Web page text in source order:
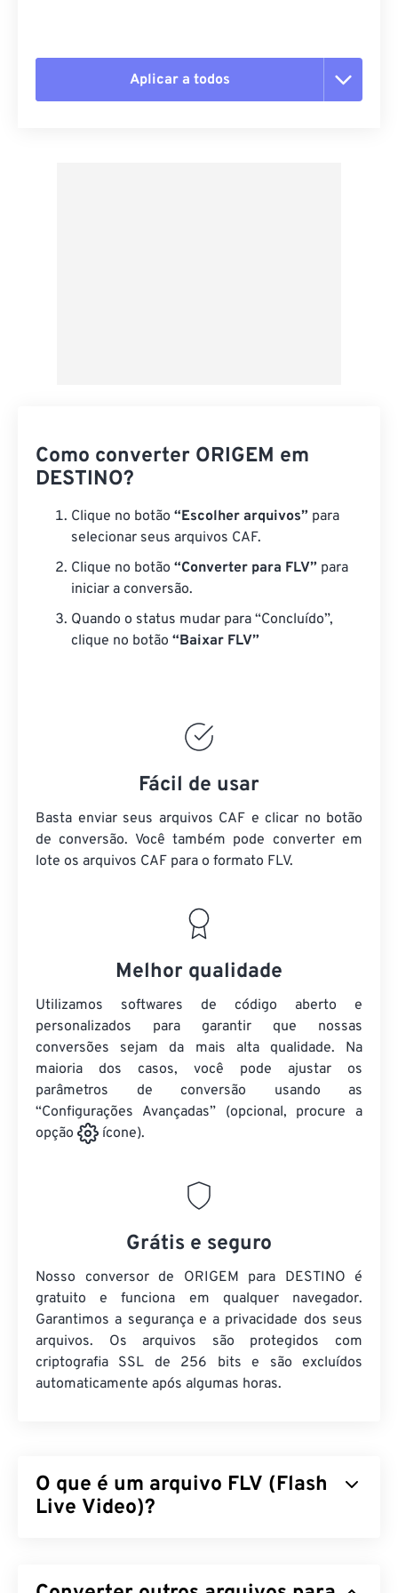
Aplicar a todos
Como converter ORIGEM em
DESTINO?
Clique no botão “Escolher arquivos” para
selecionar seus arquivos CAF.
Clique no botão “Converter para FLV” para
iniciar a conversão.
Quando o status mudar para “Concluído”,
clique no botão “Baixar FLV”
Fácil de usar
Basta enviar seus arquivos CAF e clicar no botão
de conversão. Você também pode converter em
lote os arquivos CAF para o formato FLV.
Melhor qualidade
Utilizamos softwares de código aberto e
personalizados para garantir que nossas
conversões sejam da mais alta qualidade. Na
maioria dos casos, você pode ajustar os
parâmetros de conversão usando as
“Configurações Avançadas” (opcional, procure a
opção
ícone).
Grátis e seguro
Nosso conversor de ORIGEM para DESTINO é
gratuito e funciona em qualquer navegador.
Garantimos a segurança e a privacidade dos seus
arquivos. Os arquivos são protegidos com
criptografia SSL de 256 bits e são excluídos
automaticamente após algumas horas.
O que é um arquivo FLV (Flash
Live Video)?